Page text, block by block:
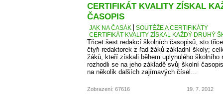
CERTIFIKÁT KVALITY ZÍSKAL
ČASOPIS
JAK NA ČASÁK
SOUTĚŽE A CERTIFIKÁTY
CERTIFIKÁT KVALITY ZÍSKAL KAŽDÝ DRUHÝ
Třicet šest redakcí školních časopisů, sto
čtyři redaktorek z řad žáků základní školy;
žáků, kteří získali během uplynulého školního
rozhodli se na jeho základě svůj školní
na několik dalších zajímavých čísel…
Zobrazení: 67616 19. 7. 2012